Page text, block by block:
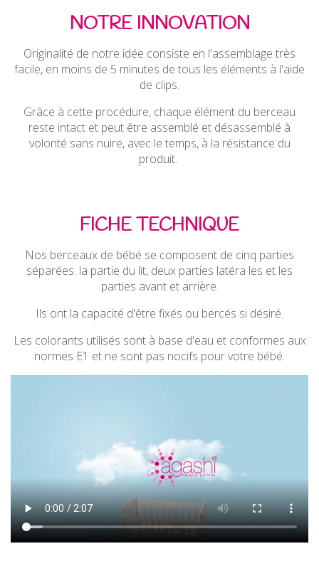
NOTRE INNOVATION
Originalité de notre idée consiste en l'assemblage très
facile, en moins de 5 minutes de tous les éléments à l'aide
de clips.
Grâce à cette procédure, chaque élément du berceau
reste intact et peut être assemblé et désas­semblé à
volonté sans nuire, avec le temps, à la résistance du
produit.
FICHE TECHNIQUE
Nos berceaux de bébé se composent de cinq parties
séparées: la partie du lit, deux parties latéra les et les
parties avant et arrière.
Ils ont la capacité d'être fixés ou bercés si désiré.
Les colorants uti­lisés sont à base d'eau et conformes aux
normes E1 et ne sont pas nocifs pour votre bébé.